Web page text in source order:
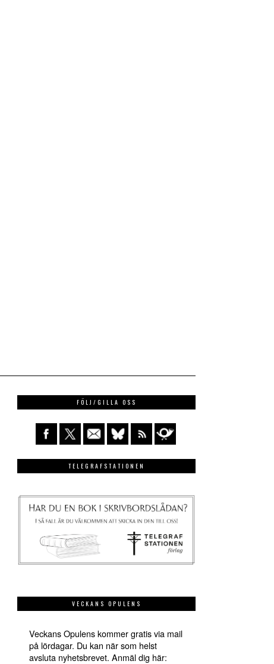
FÖLJ/GILLA OSS
TELEGRAFSTATIONEN
VECKANS OPULENS
Veckans Opulens kommer gratis via mail
på lördagar. Du kan när som helst
avsluta nyhetsbrevet. Anmäl dig här: